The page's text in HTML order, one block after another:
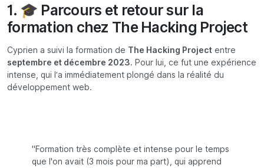
1. 🎓 Parcours et retour sur la
formation chez The Hacking Project
Cyprien a suivi la formation de The Hacking Project entre
septembre et décembre 2023. Pour lui, ce fut une expérience
intense, qui l’a immédiatement plongé dans la réalité du
développement web.
"Formation très complète et intense pour le temps
que l'on avait (3 mois pour ma part), qui apprend